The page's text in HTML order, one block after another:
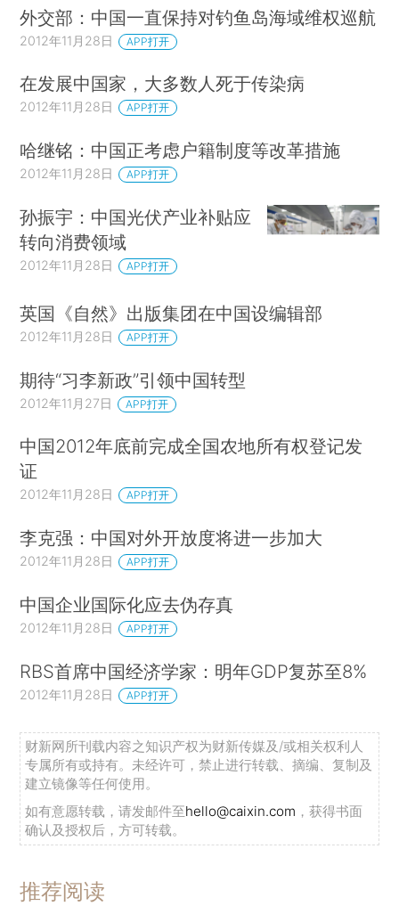
外交部：中国一直保持对钓鱼岛海域维权巡航
2012年11月28日 APP打开
在发展中国家，大多数人死于传染病
2012年11月28日 APP打开
哈继铭：中国正考虑户籍制度等改革措施
2012年11月28日 APP打开
孙振宇：中国光伏产业补贴应
转向消费领域
2012年11月28日 APP打开
英国《自然》出版集团在中国设编辑部
2012年11月28日 APP打开
期待“习李新政”引领中国转型
2012年11月27日 APP打开
中国2012年底前完成全国农地所有权登记发
证
2012年11月28日 APP打开
李克强：中国对外开放度将进一步加大
2012年11月28日 APP打开
中国企业国际化应去伪存真
2012年11月28日 APP打开
RBS首席中国经济学家：明年GDP复苏至8%
2012年11月28日 APP打开
财新网所刊载内容之知识产权为财新传媒及/或相关权利人
专属所有或持有。未经许可，禁止进行转载、摘编、复制及
建立镜像等任何使用。
如有意愿转载，请发邮件至hello@caixin.com ，获得书面
确认及授权后，方可转载。
推荐阅读